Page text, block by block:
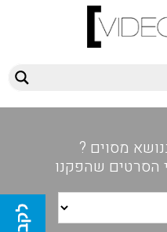
מסוים ?
הסרטים שהפקנו